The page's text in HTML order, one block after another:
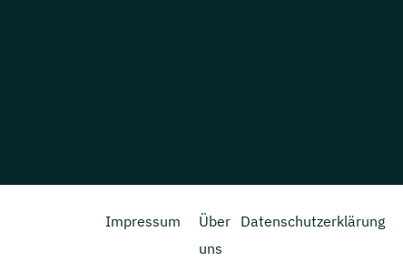
Impressum
Über
uns
Datenschutzerklärung